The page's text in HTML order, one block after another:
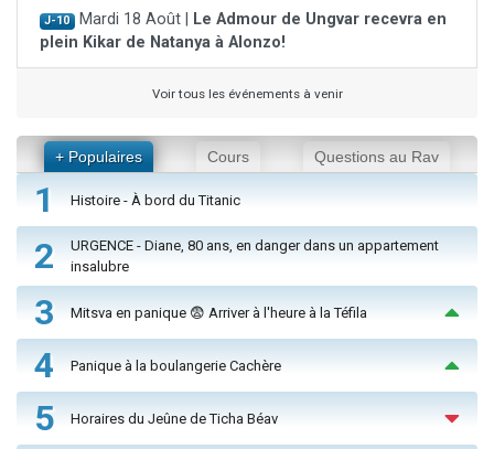
J-10 Mardi 18 Août |
Le Admour de Ungvar recevra en
plein Kikar de Natanya à Alonzo!
Voir tous les événements à venir
+ Populaires Cours Questions au Rav
1 Histoire - À bord du Titanic
2
URGENCE - Diane, 80 ans, en danger dans un appartement
insalubre
3 Mitsva en panique 😨 Arriver à l'heure à la Téfila
4 Panique à la boulangerie Cachère
5 Horaires du Jeûne de Ticha Béav